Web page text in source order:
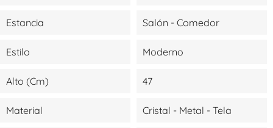
Estancia Salón - Comedor
Estilo Moderno
Alto (cm) 47
Material Cristal - Metal - Tela